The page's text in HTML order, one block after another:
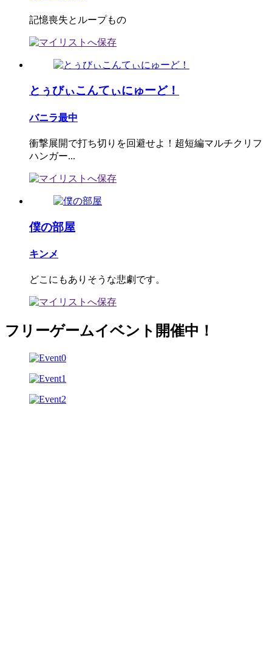
記憶喪失とループもの
とぅびぃこんてぃにゅーど！
バニラ最中
衝撃展開で打ち切りを回避せよ！超短編マルチクリフ
ハンガー...
僕の部屋
キンメ
どこにもありそうな悲劇です。
フリーゲームイベント開催中！